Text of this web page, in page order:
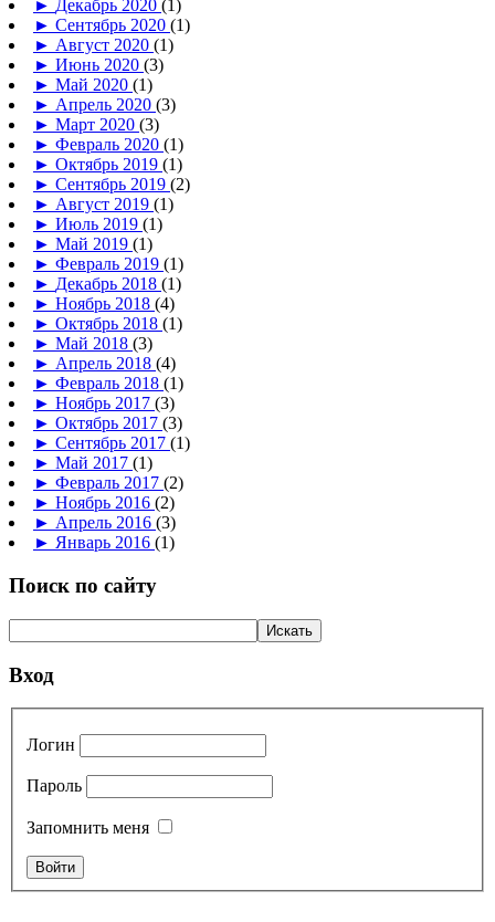
► Декабрь 2020 (1)
► Сентябрь 2020 (1)
► Август 2020 (1)
► Июнь 2020 (3)
► Май 2020 (1)
► Апрель 2020 (3)
► Март 2020 (3)
► Февраль 2020 (1)
► Октябрь 2019 (1)
► Сентябрь 2019 (2)
► Август 2019 (1)
► Июль 2019 (1)
► Май 2019 (1)
► Февраль 2019 (1)
► Декабрь 2018 (1)
► Ноябрь 2018 (4)
► Октябрь 2018 (1)
► Май 2018 (3)
► Апрель 2018 (4)
► Февраль 2018 (1)
► Ноябрь 2017 (3)
► Октябрь 2017 (3)
► Сентябрь 2017 (1)
► Май 2017 (1)
► Февраль 2017 (2)
► Ноябрь 2016 (2)
► Апрель 2016 (3)
► Январь 2016 (1)
Поиск по сайту
Вход
Логин
Пароль
Запомнить меня